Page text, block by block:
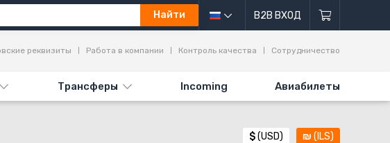
Найти B2B ВХОД
Трансферы Incoming Авиабилеты
реквизиты Работа в компании Контроль качества Сотрудничество
$(USD) ₪ (ILS)
Отзывы